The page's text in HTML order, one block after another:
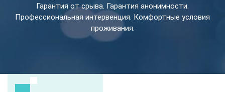
Гарантия от срыва. Гарантия анонимности.
Профессиональная интервенция. Комфортные условия
проживания.